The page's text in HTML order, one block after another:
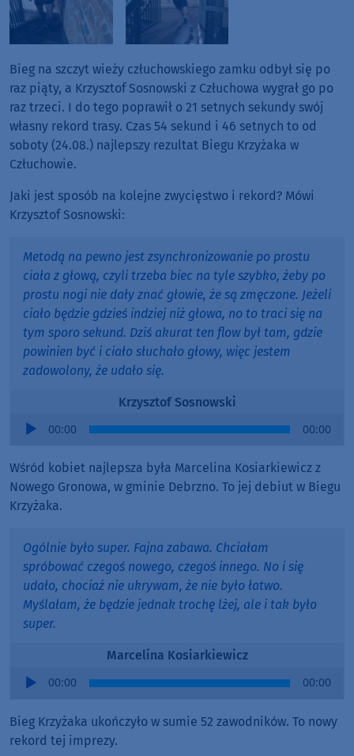
Bieg na szczyt wieży człuchowskiego zamku odbył się po
raz piąty, a Krzysztof Sosnowski z Człuchowa wygrał go po
raz trzeci. I do tego poprawił o 21 setnych sekundy swój
własny rekord trasy. Czas 54 sekund i 46 setnych to od
soboty (24.08.) najlepszy rezultat Biegu Krzyżaka w
Człuchowie.
Jaki jest sposób na kolejne zwycięstwo i rekord? Mówi
Krzysztof Sosnowski:
Metodą na pewno jest zsynchronizowanie po prostu
ciała z głową, czyli trzeba biec na tyle szybko, żeby po
prostu nogi nie dały znać głowie, że są zmęczone. Jeżeli
ciało będzie gdzieś indziej niż głowa, no to traci się na
tym sporo sekund. Dziś akurat ten flow był tam, gdzie
powinien być i ciało słuchało głowy, więc jestem
zadowolony, że udało się.
Krzysztof Sosnowski
Audio
00:00 00:00
Wśród kobiet najlepsza była Marcelina Kosiarkiewicz z
Nowego Gronowa, w gminie Debrzno. To jej debiut w Biegu
Krzyżaka.
Ogólnie było super. Fajna zabawa. Chciałam
spróbować czegoś nowego, czegoś innego. No i się
udało, chociaż nie ukrywam, że nie było łatwo.
Myślałam, że będzie jednak trochę lżej, ale i tak było
super.
Marcelina Kosiarkiewicz
Audio
00:00 00:00
Bieg Krzyżaka ukończyło w sumie 52 zawodników. To nowy
rekord tej imprezy.